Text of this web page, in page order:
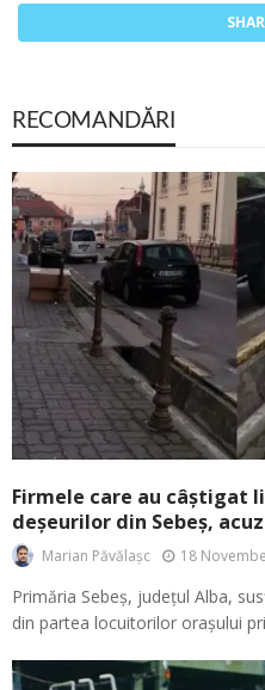
RECOMANDĂRI
Firmele care au câștigat
deșeurilor din Sebeș,
Marian Păvălașc 18
Primăria Sebeș, județul Alba,
din partea locuitorilor orașului